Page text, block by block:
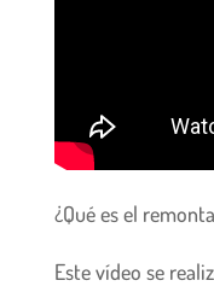
¿Qué es el
Este vídeo se